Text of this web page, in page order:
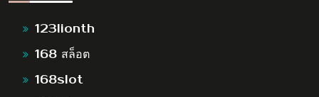
123lionth
168 สล็อต
168slot